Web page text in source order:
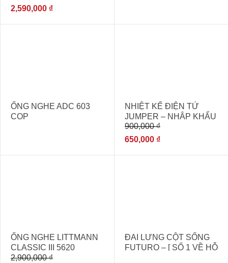
2,590,000 ₫
ỐNG NGHE ADC 603
COP
NHIỆT KẾ ĐIỆN TỬ
JUMPER – NHẬP KHẨU
CHÍNH HÃNG
900,000₫
650,000 ₫
ỐNG NGHE LITTMANN
CLASSIC III 5620
BLACK – [ỐNG NGHE
2,900,000₫
ĐAI LƯNG CỘT SỐNG
FUTURO – [ SỐ 1 VỀ HỖ